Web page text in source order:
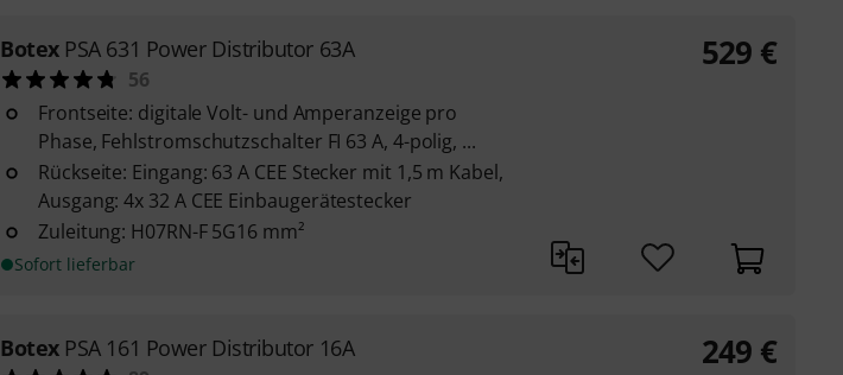
Botex PSA 631 Power Distributor 63A
56
Frontseite: digitale Volt- und Amperanzeige pro
Phase, Fehlstromschutzschalter FI 63 A, 4-polig, ...
Rückseite: Eingang: 63 A CEE Stecker mit 1,5 m Kabel,
Ausgang: 4x 32 A CEE Einbaugerätestecker
Zuleitung: H07RN-F 5G16 mm²
Sofort lieferbar
529 €
Botex PSA 161 Power Distributor 16A 249 €